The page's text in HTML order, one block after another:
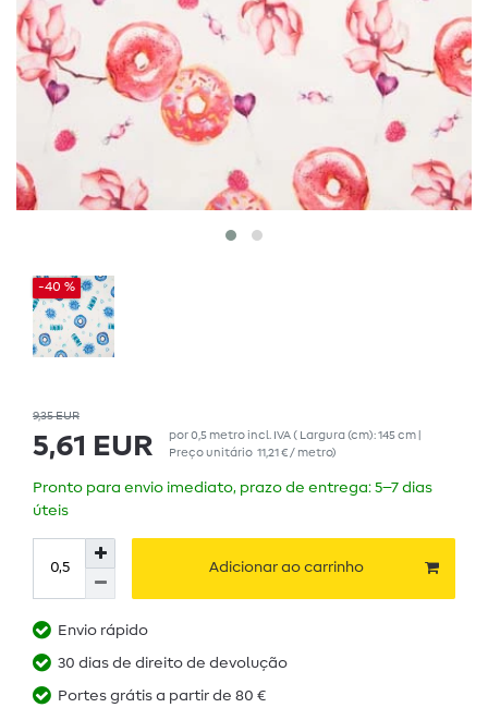
-40 %
9,35 EUR
5,61 EUR por0,5 metroincl. IVA( Largura (cm): 145 cm |
Preço unitário 11,21 € / metro)
Pronto para envio imediato, prazo de entrega: 5–7 dias
úteis
Adicionar ao carrinho
Envio rápido
30 dias de direito de devolução
Portes grátis a partir de 80 €